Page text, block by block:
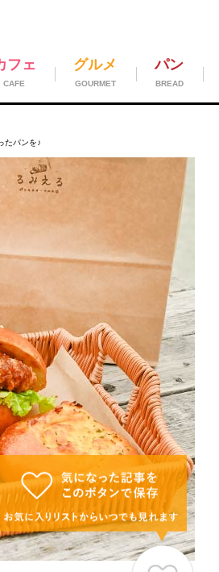
パン
BREAD
グルメ
GOURMET
フェ
CAFE
たパンを♪